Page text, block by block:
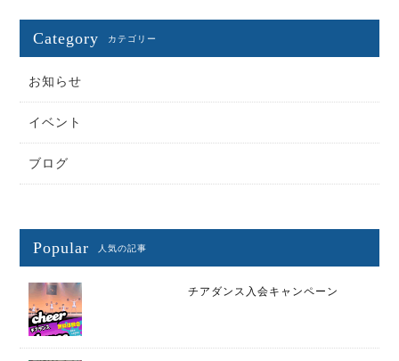
Category カテゴリー
お知らせ
イベント
ブログ
Popular 人気の記事
チアダンス入会キャンペーン